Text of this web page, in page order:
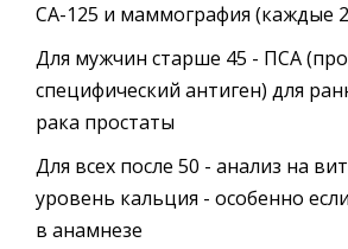
СА-125 и маммография (каждые
Для мужчин старше 45 - ПСА
специфический антиген) для
рака простаты
Для всех после 50 - анализ на
уровень кальция - особенно
в анамнезе